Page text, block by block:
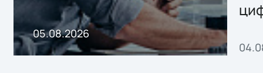
05.08.2026